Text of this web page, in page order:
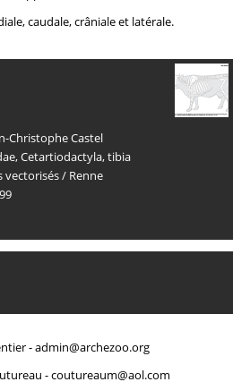
caudale, crâniale et latérale.
Christophe Castel
,Cetartiodactyla,tibia
vectorisés/ Renne
-admin@archezoo.org
-coutureaum@aol.com